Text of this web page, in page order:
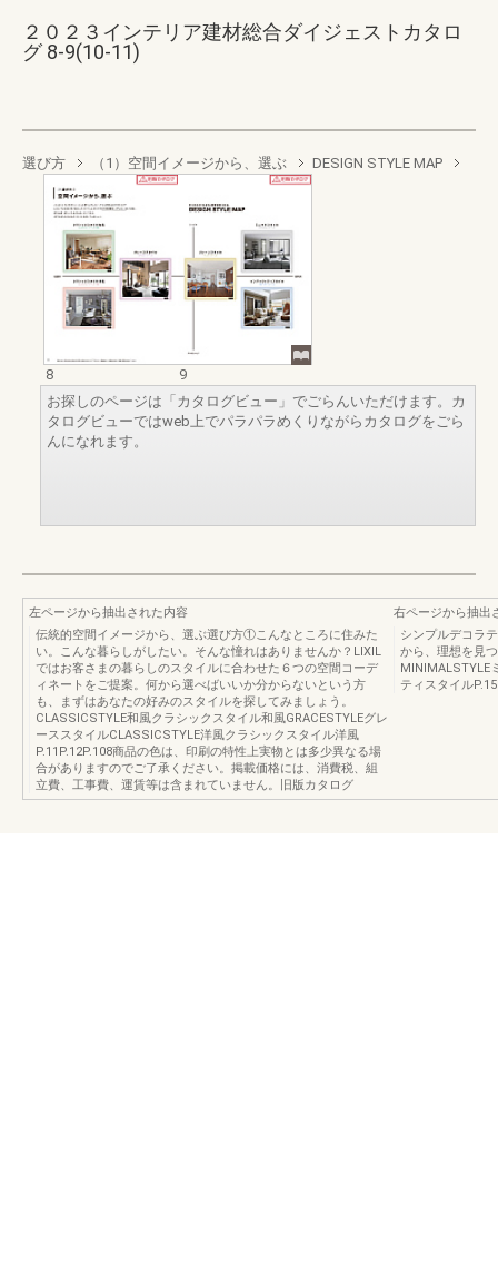
２０２３インテリア建材総合ダイジェストカタロ
グ 8-9(10-11)
選び方 （1）空間イメージから、選ぶ DESIGN STYLE MAP
8
9
お探しのページは「カタログビュー」でごらんいただけます。カ
タログビューではweb上でパラパラめくりながらカタログをごら
んになれます。
左ページから抽出された内容
伝統的空間イメージから、選ぶ選び方①こんなところに住みた
い。こんな暮らしがしたい。そんな憧れはありませんか？LIXIL
ではお客さまの暮らしのスタイルに合わせた６つの空間コーデ
ィネートをご提案。何から選べばいいか分からないという方
も、まずはあなたの好みのスタイルを探してみましょう。
CLASSICSTYLE和風クラシックスタイル和風GRACESTYLEグレ
ーススタイルCLASSICSTYLE洋風クラシックスタイル洋風
P.11P.12P.108商品の色は、印刷の特性上実物とは多少異なる場
合がありますのでご了承ください。掲載価格には、消費税、組
立費、工事費、運賃等は含まれていません。旧版カタログ
右ページから抽出
シンプルデコラ
から、理想を見
MINIMALSTYLE
ティスタイル